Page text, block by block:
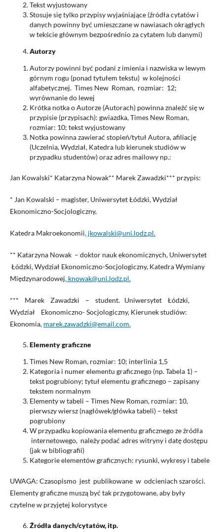
Tekst wyjustowany
Stosuje się tylko przypisy wyjaśniające (źródła cytatów i
danych powinny być umieszczane w nawiasach okrągłych
w tekście głównym bezpośrednio za cytatem lub danymi)
Autorzy
Autorzy powinni być podani z imienia i nazwiska w lewym
górnym rogu (ponad tytułem tekstu) w kolejności
alfabetycznej. Times New Roman, rozmiar: 12;
wyrównanie do lewej
Krótka notka o Autorze (Autorach) powinna znaleźć się w
przypisie (przypisach): gwiazdka, Times New Roman,
rozmiar: 10; tekst wyjustowany
Notka powinna zawierać stopień/tytuł Autora, afiliację
(Uczelnia, Wydział, Katedra lub kierunek studiów w
przypadku studentów) oraz adres mailowy np.:
Jan Kowalski* Katarzyna Nowak** Marek Zawadzki*** przypis:
* Jan Kowalski – magister, Uniwersytet Łódzki, Wydział
Ekonomiczno-Socjologiczny,
Katedra Makroekonomii, jkowalski@uni.lodz.pl.
** Katarzyna Nowak – doktor nauk ekonomicznych, Uniwersytet
Łódzki, Wydział Ekonomiczno-Socjologiczny, Katedra Wymiany
Międzynarodowej, knowak@uni.lodz.pl.
*** Marek Zawadzki – student. Uniwersytet Łódzki,
Wydział Ekonomiczno- Socjologiczny, Kierunek studiów:
Ekonomia, marek.zawadzki@email.com.
Elementy graficzne
Times New Roman, rozmiar: 10; interlinia 1,5
Kategoria i numer elementu graficznego (np. Tabela 1) –
tekst pogrubiony; tytuł elementu graficznego – zapisany
tekstem normalnym
Elementy w tabeli – Times New Roman, rozmiar: 10,
pierwszy wiersz (nagłówek/główka tabeli) – tekst
pogrubiony
W przypadku kopiowania elementu graficznego ze źródła
internetowego, należy podać adres witryny i datę dostępu
(jak w bibliografii)
Kategorie elementów graficznych: rysunki, wykresy i tabele
UWAGA: Czasopismo jest publikowane w odcieniach szarości.
Elementy graficzne muszą być tak przygotowane, aby były
czytelne w przyjętej kolorystyce
Źródła danych/cytatów, itp.